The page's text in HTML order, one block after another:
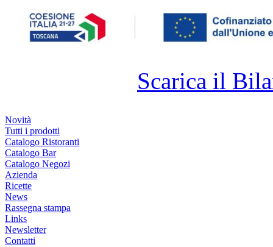
Scarica il
Novità
Tutti i prodotti
Catalogo Ristoranti
Catalogo Bar
Catalogo Negozi
Azienda
Ricette
News
Rassegna stampa
Links
Newsletter
Contatti